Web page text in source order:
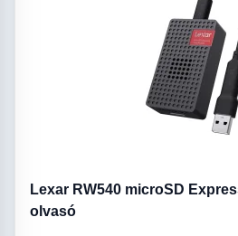
Lexar RW540 microSD
olvasó